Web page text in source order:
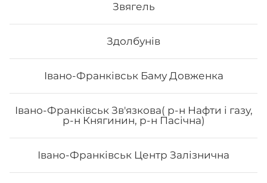
Звягель
Здолбунів
Івано-Франківськ Баму Довженка
Івано-Франківськ Зв'язкова( р-н Нафти і газу,
р-н Княгинин, р-н Пасічна)
Івано-Франківськ Центр Залізнична
Авокадо рол з лососем
Вага: 300 г Склад: норі, рис, авокадо, лосось, огірок,
унагі соуc, сир філа
192₴ Хочу